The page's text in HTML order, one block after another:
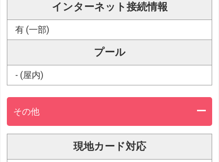
インターネット接続情報
有 (一部)
プール
- (屋内)
その他
現地カード対応